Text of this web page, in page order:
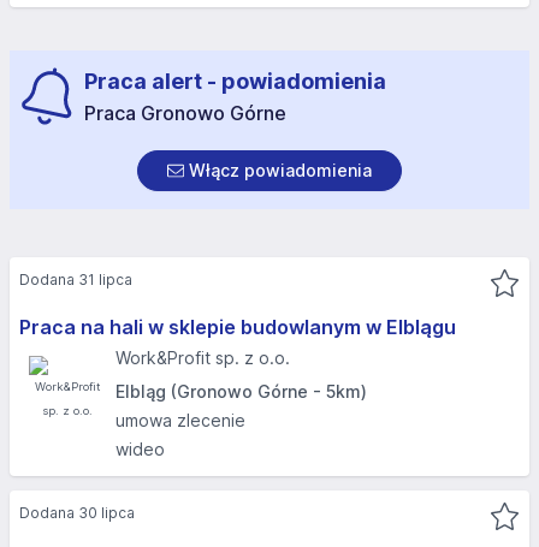
Praca alert - powiadomienia
Praca Gronowo Górne
Włącz powiadomienia
Praca na hali w sklepie budowlanym w Elblągu
Work&Profit sp. z o.o.
Elbląg (Gronowo Górne - 5km)
umowa zlecenie
wideo
Dodana 31 lipca
Dodana 30 lipca